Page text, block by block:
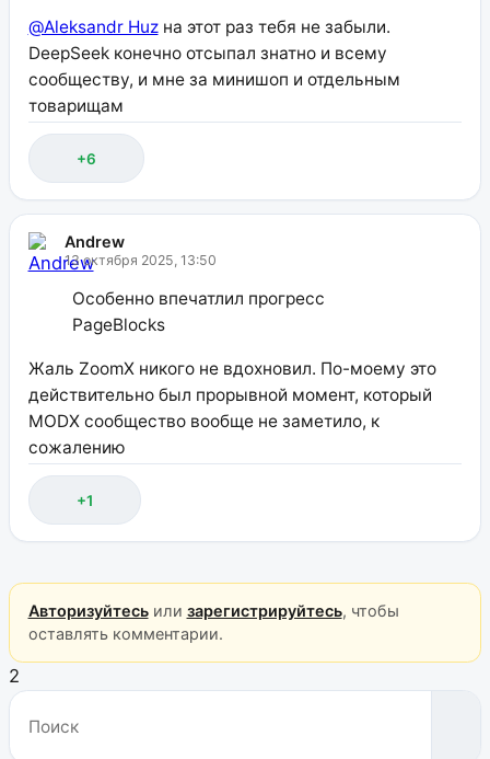
@Aleksandr Huzна этот раз тебя не забыли.
DeepSeek конечно отсыпал знатно и всему
сообществу, и мне за минишоп и отдельным
товарищам
+6
Andrew
13 октября 2025, 13:50
Особенно впечатлил прогресс
PageBlocks
Жаль ZoomX никого не вдохновил. По-моему это
действительно был прорывной момент, который
MODX сообщество вообще не заметило, к
сожалению
+1
Авторизуйтесьили зарегистрируйтесь, чтобы
оставлять комментарии.
2